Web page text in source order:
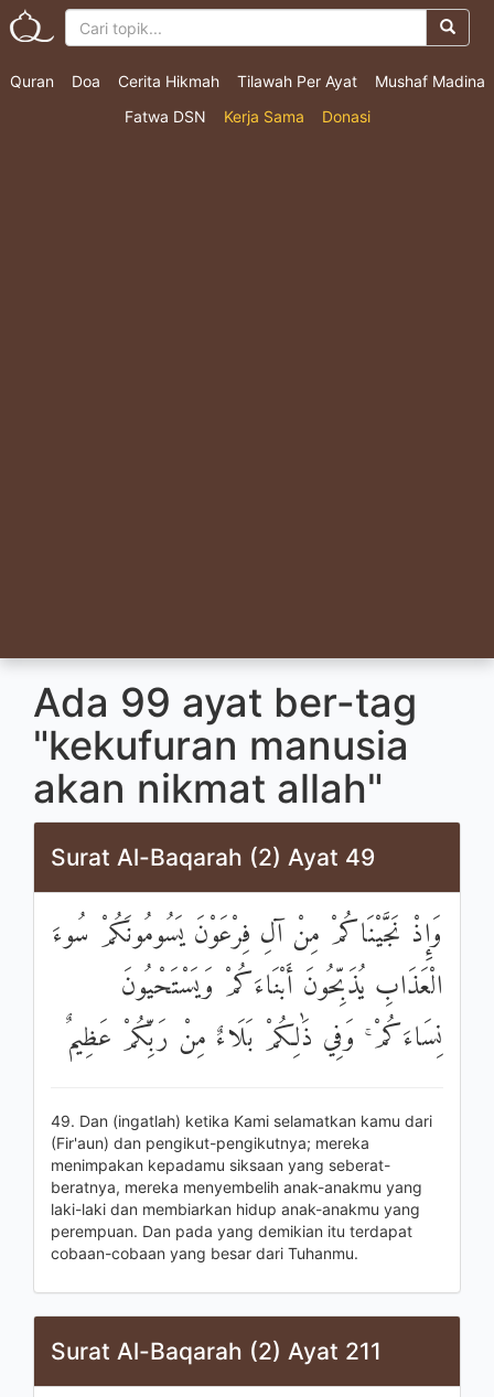
Quran Doa Cerita Hikmah Tilawah Per Ayat
Mushaf Madina
Fatwa DSN
Kerja Sama Donasi
Ada 99 ayat ber-tag
"kekufuran manusia
akan nikmat allah"
Surat Al-Baqarah (2) Ayat 49
وَإِذْ نَجَّيْنَاكُمْ مِنْ آلِ فِرْعَوْنَ يَسُومُونَكُمْ سُوءَ
الْعَذَابِ يُذَبِّحُونَ أَبْنَاءَكُمْ وَيَسْتَحْيُونَ
نِسَاءَكُمْ ۚ وَفِي ذَٰلِكُمْ بَلَاءٌ مِنْ رَبِّكُمْ عَظِيمٌ
49. Dan (ingatlah) ketika Kami selamatkan kamu dari
(Fir'aun) dan pengikut-pengikutnya; mereka
menimpakan kepadamu siksaan yang seberat-
beratnya, mereka menyembelih anak-anakmu yang
laki-laki dan membiarkan hidup anak-anakmu yang
perempuan. Dan pada yang demikian itu terdapat
cobaan-cobaan yang besar dari Tuhanmu.
Surat Al-Baqarah (2) Ayat 211